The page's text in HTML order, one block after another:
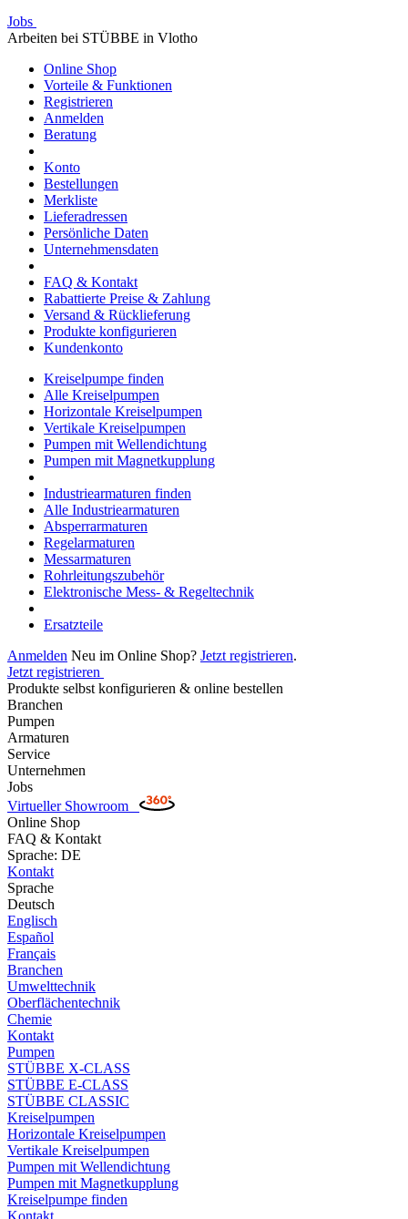
Jobs
Arbeiten bei STÜBBE in Vlotho
Online Shop
Vorteile & Funktionen
Registrieren
Anmelden
Beratung
Konto
Bestellungen
Merkliste
Lieferadressen
Persönliche Daten
Unternehmensdaten
FAQ & Kontakt
Rabattierte Preise & Zahlung
Versand & Rücklieferung
Produkte konfigurieren
Kundenkonto
Kreiselpumpe finden
Alle Kreiselpumpen
Horizontale Kreiselpumpen
Vertikale Kreiselpumpen
Pumpen mit Wellendichtung
Pumpen mit Magnetkupplung
Industriearmaturen finden
Alle Industriearmaturen
Absperrarmaturen
Regelarmaturen
Messarmaturen
Rohrleitungszubehör
Elektronische Mess- & Regeltechnik
Ersatzteile
Anmelden Neu im Online Shop? Jetzt registrieren.
Jetzt registrieren
Produkte selbst konfigurieren & online bestellen
Branchen
Pumpen
Armaturen
Service
Unternehmen
Jobs
Virtueller Showroom
Online Shop
FAQ & Kontakt
Sprache: DE
Kontakt
Sprache
Deutsch
Englisch
Español
Français
Branchen
Umwelttechnik
Oberflächentechnik
Chemie
Kontakt
Pumpen
STÜBBE X-CLASS
STÜBBE E-CLASS
STÜBBE CLASSIC
Kreiselpumpen
Horizontale Kreiselpumpen
Vertikale Kreiselpumpen
Pumpen mit Wellendichtung
Pumpen mit Magnetkupplung
Kreiselpumpe finden